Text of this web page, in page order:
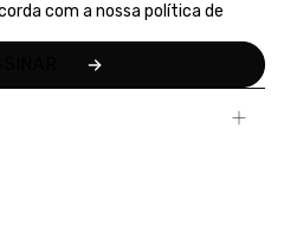
com a nossa política de